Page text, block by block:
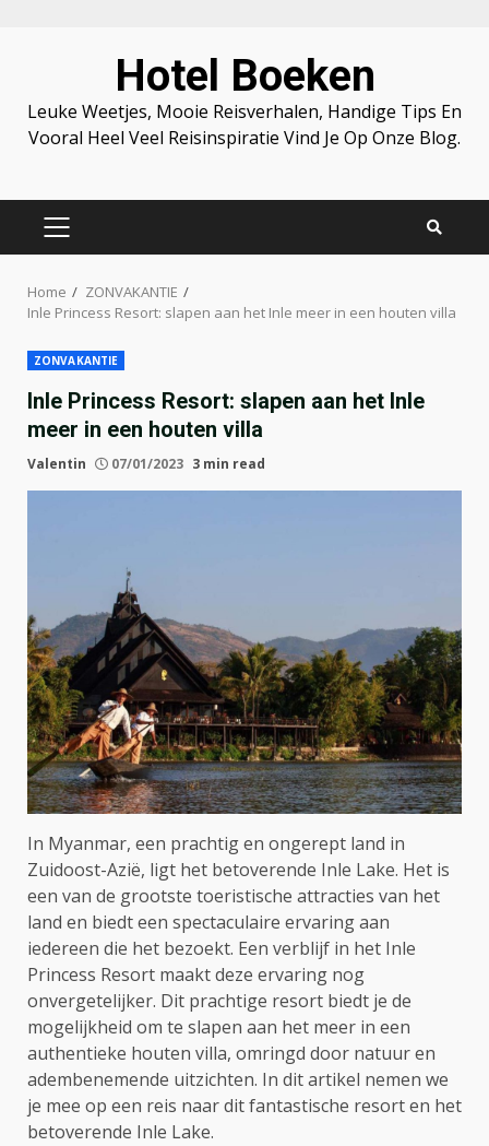
Hotel Boeken
Leuke Weetjes, Mooie Reisverhalen, Handige Tips En
Vooral Heel Veel Reisinspiratie Vind Je Op Onze Blog.
PRIMARY
Home
ZONVAKANTIE
Inle Princess Resort: slapen aan het Inle meer in een houten villa
ZONVAKANTIE
Inle Princess Resort: slapen aan het Inle
meer in een houten villa
Valentin 07/01/2023 3 min read
In Myanmar, een prachtig en ongerept land in
Zuidoost-Azië, ligt het betoverende Inle Lake. Het is
een van de grootste toeristische attracties van het
land en biedt een spectaculaire ervaring aan
iedereen die het bezoekt. Een verblijf in het Inle
Princess Resort maakt deze ervaring nog
onvergetelijker. Dit prachtige resort biedt je de
mogelijkheid om te slapen aan het meer in een
authentieke houten villa, omringd door natuur en
adembenemende uitzichten. In dit artikel nemen we
je mee op een reis naar dit fantastische resort en het
betoverende Inle Lake.